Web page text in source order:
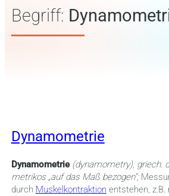
Begriff:
Dynamometrie
Dynamometrie (dynamometry), griech.
metrikos „auf das Maß bezogen“;
durch Muskelkontraktion entstehen, z.B.